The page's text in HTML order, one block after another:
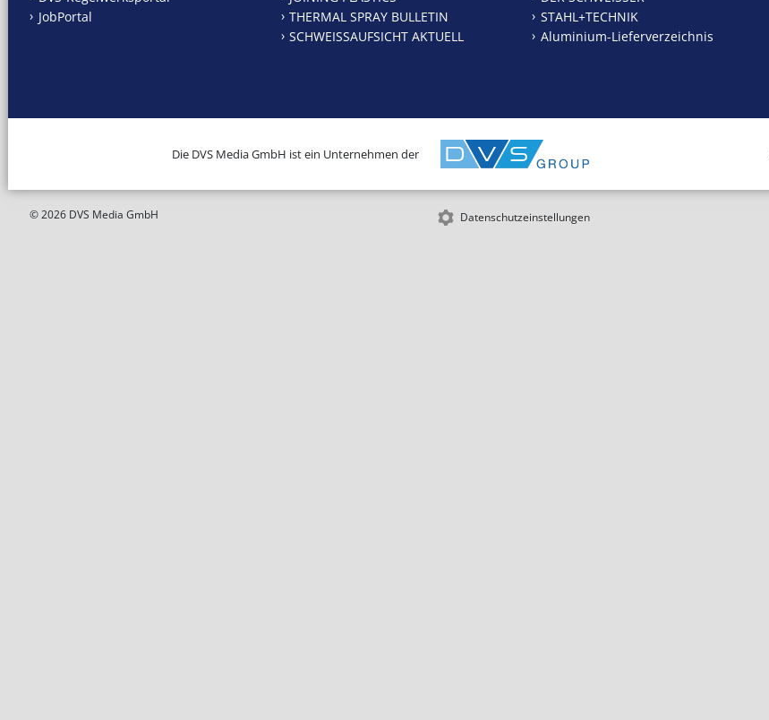
JobPortal
THERMAL SPRAY BULLETIN
SCHWEISSAUFSICHT AKTUELL
STAHL+TECHNIK
Aluminium-Lieferverzeichnis
Die DVS Media GmbH ist ein Unternehmen der
© 2026 DVS Media GmbH Datenschutzeinstellungen